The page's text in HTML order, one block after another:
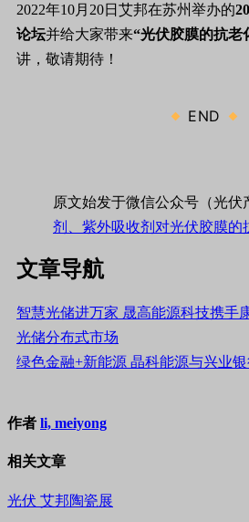
2022年10月20日艾邦在苏州举办的
论坛并给大家带来“光伏胶膜的抗老
讲， 敬请期待！
END
原文始发于微信公众号（光伏
剂、紫外吸收剂对光伏胶膜的
文章导航
智慧光储进万家 晟高能源科技携手
光储分布式市场
绿色金融+新能源 晶科能源与兴业
作者 li, meiyong
相关文章
光伏 艾邦陶瓷展